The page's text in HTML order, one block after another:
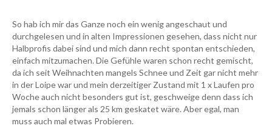
So hab ich mir das Ganze noch ein wenig angeschaut und
durchgelesen und in alten Impressionen gesehen, dass nicht nur
Halbprofis dabei sind und mich dann recht spontan entschieden,
einfach mitzumachen. Die Gefühle waren schon recht gemischt,
da ich seit Weihnachten mangels Schnee und Zeit gar nicht mehr
in der Loipe war und mein derzeitiger Zustand mit 1 x Laufen pro
Woche auch nicht besonders gut ist, geschweige denn dass ich
jemals schon länger als 25 km geskatet wäre. Aber egal, man
muss auch mal etwas Probieren.